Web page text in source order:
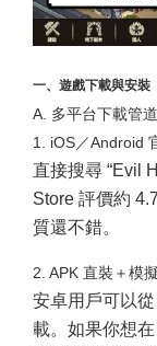
一、遊戲下載與安裝
A. 多平台下載管道
1. iOS／Android
直接搜尋 “Evil
Store 評價約
質還不錯。
2. APK 直裝＋模
安卓用戶可以
載。如果你想